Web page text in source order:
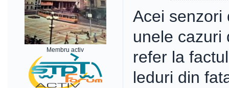
Membru activ
Acei senzori
unele cazuri
refer la
leduri din